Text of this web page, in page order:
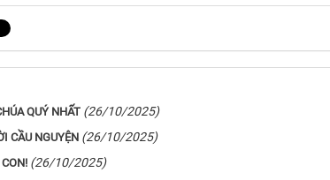
QUÝ NHẤT (26/10/2025)
CẦU NGUYỆN (26/10/2025)
(26/10/2025)